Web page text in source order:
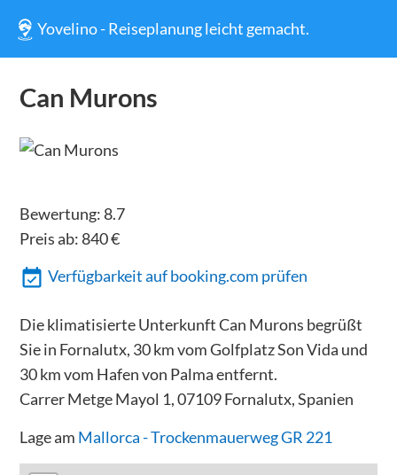
Yovelino - Reiseplanung leicht gemacht.
Can Murons
Bewertung: 8.7
Preis ab: 840€
Verfügbarkeit auf booking.com prüfen
Die klimatisierte Unterkunft Can Murons begrüßt
Sie in Fornalutx, 30 km vom Golfplatz Son Vida und
30 km vom Hafen von Palma entfernt.
Carrer Metge Mayol 1, 07109 Fornalutx, Spanien
Lage am Mallorca - Trockenmauerweg GR 221